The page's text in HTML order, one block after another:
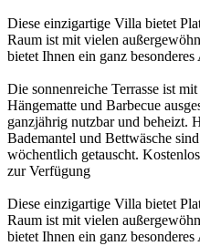
Diese einzigartige Villa bietet
Raum ist mit vielen
bietet Ihnen ein ganz besonderes
Die sonnenreiche Terrasse ist
Hängematte und Barbecue
ganzjährig nutzbar und beheizt.
Bademantel und Bettwäsche
wöchentlich getauscht.
zur Verfügung
Diese einzigartige Villa bietet
Raum ist mit vielen
bietet Ihnen ein ganz besonderes